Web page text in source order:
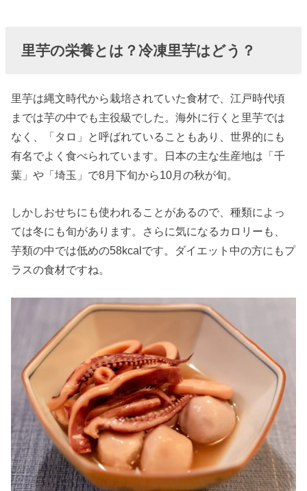
ココがスゴイ
栄養素
①ガラ
クタン
» 里芋の
栄養素
ウム
» 里芋の
栄養素
繊維
› 里芋の栄養効
果やメリット
» 里芋の
便秘解
消効果
» 里芋は
妊婦さ
里芋の栄養とは？冷凍里芋はどう？
里芋は縄文時代から栽培されていた食材で、江戸時代頃
までは芋の中でも主役級でした。海外に行くと里芋では
なく、「タロ」と呼ばれていることもあり、世界的にも
有名でよく食べられています。日本の主な生産地は「千
葉」や「埼玉」で8月下旬から10月の秋が旬。
しかしおせちにも使われることがあるので、種類によっ
ては冬にも旬があります。さらに気になるカロリーも、
芋類の中では低めの58kcalです。ダイエット中の方にもプ
ラスの食材ですね。